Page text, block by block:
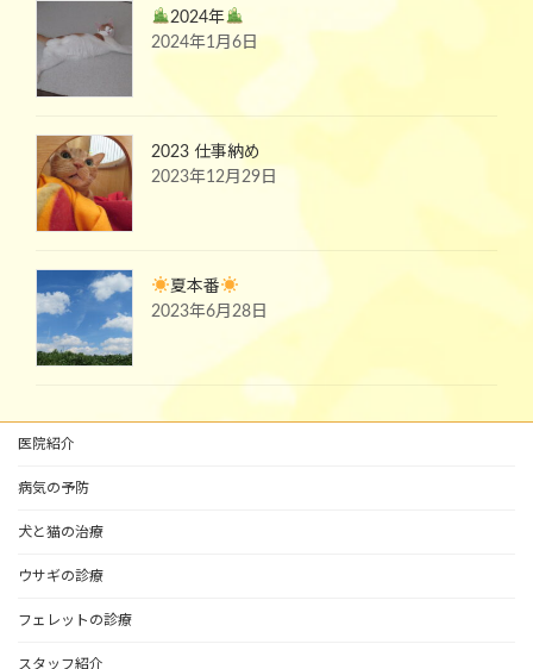
2024年
2024年1月6日
2023 仕事納め
2023年12月29日
夏本番
2023年6月28日
医院紹介
病気の予防
犬と猫の治療
ウサギの診療
フェレットの診療
スタッフ紹介